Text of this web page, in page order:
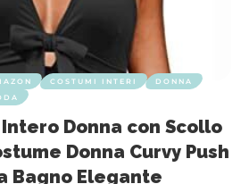
COSTUMI INTERI
DONNA
Intero Donna con Scollo
Donna Curvy Push
Bagno Elegante